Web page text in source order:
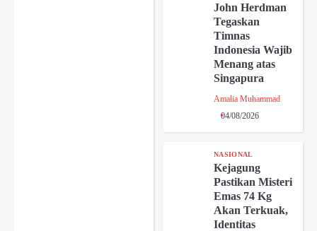
John Herdman
Tegaskan
Timnas
Indonesia Wajib
Menang atas
Singapura
Amalia Muhammad
04/08/2026
NASIONAL
Kejagung
Pastikan Misteri
Emas 74 Kg
Akan Terkuak,
Identitas